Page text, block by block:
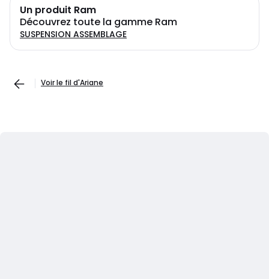
Un produit Ram
Découvrez toute la gamme Ram
SUSPENSION ASSEMBLAGE
Voir le fil d'Ariane